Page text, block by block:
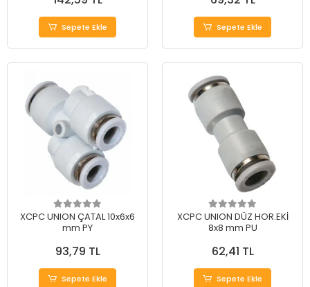
Sepete Ekle Sepete Ekle
XCPC UNION ÇATAL 10x6x6
mm PY
93,79 TL
Sepete Ekle
XCPC UNION DÜZ HOR.EKİ
8x8 mm PU
62,41 TL
Sepete Ekle